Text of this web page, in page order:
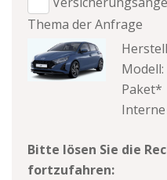
Thema der Anfrage
Paket*
Interne
Bitte lösen Sie die
fortzufahren: